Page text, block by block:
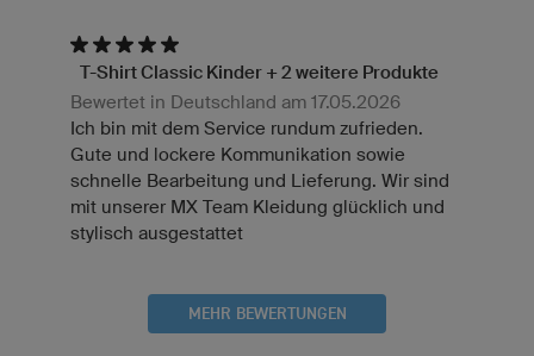
T-Shirt Classic Kinder + 2 weitere Produkte
Bewertet in Deutschland am 17.05.2026
Ich bin mit dem Service rundum zufrieden.
Gute und lockere Kommunikation sowie
schnelle Bearbeitung und Lieferung. Wir sind
mit unserer MX Team Kleidung glücklich und
stylisch ausgestattet
MEHR BEWERTUNGEN